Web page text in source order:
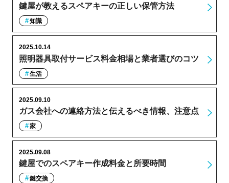
鍵屋が教えるスペアキーの正しい保管方法
知識
照明器具取付サービス料金相場と業者選びのコツ
2025.10.14
生活
ガス会社への連絡方法と伝えるべき情報、注意点
2025.09.10
家
鍵屋でのスペアキー作成料金と所要時間
2025.09.08
鍵交換